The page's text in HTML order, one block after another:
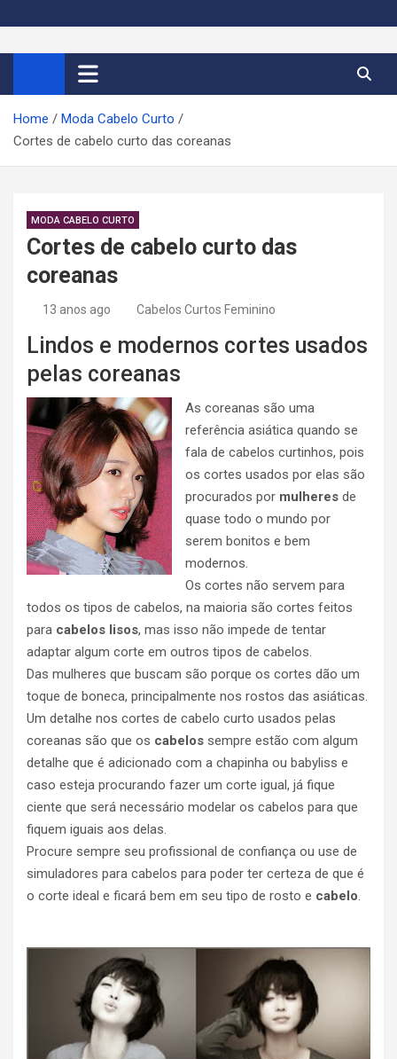
i
t
o
Cortes de Cabelo Curto
Feminino 2026
Moda e tendências dos cabelos curtos femininos 2026
Home
Moda Cabelo Curto
Cortes de cabelo curto das coreanas
MODA CABELO CURTO
Cortes de cabelo curto das
coreanas
13 anos ago Cabelos Curtos Feminino
Lindos e modernos cortes usados
pelas coreanas
As coreanas são uma
referência asiática quando se
fala de cabelos curtinhos, pois
os cortes usados por elas são
procurados por mulheres de
quase todo o mundo por
serem bonitos e bem
modernos.
Os cortes não servem para
todos os tipos de cabelos, na maioria são cortes feitos
para cabelos lisos, mas isso não impede de tentar
adaptar algum corte em outros tipos de cabelos.
Das mulheres que buscam são porque os cortes dão um
toque de boneca, principalmente nos rostos das asiáticas.
Um detalhe nos cortes de cabelo curto usados pelas
coreanas são que os cabelos sempre estão com algum
detalhe que é adicionado com a chapinha ou babyliss e
caso esteja procurando fazer um corte igual, já fique
ciente que será necessário modelar os cabelos para que
fiquem iguais aos delas.
Procure sempre seu profissional de confiança ou use de
simuladores para cabelos para poder ter certeza de que é
o corte ideal e ficará bem em seu tipo de rosto e cabelo.